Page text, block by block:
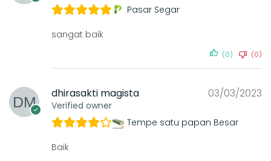
Pasar Segar
sangat baik
(0) (0)
dhirasakti magista
Verified owner
03/03/2023
Tempe satu papan Besar
Baik